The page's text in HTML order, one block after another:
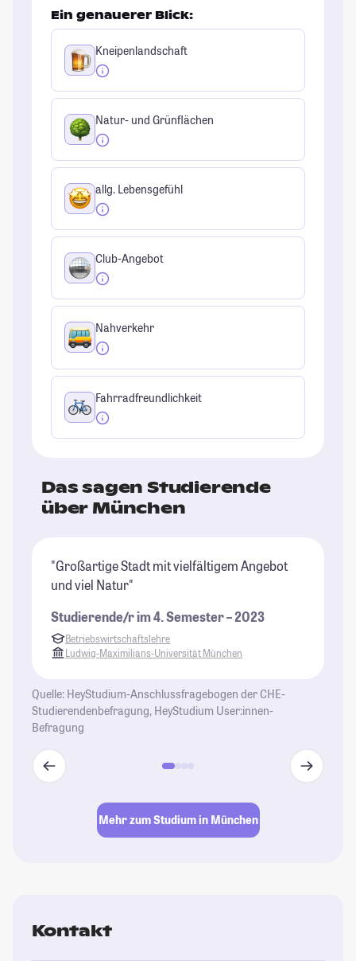
Ein genauerer Blick:
Kneipenlandschaft
Natur- und Grünflächen
allg. Lebensgefühl
Club-Angebot
Nahverkehr
Fahrradfreundlichkeit
Das sagen Studierende
über München
"Großartige Stadt mit vielfältigem Angebot
und viel Natur"
Studierende/r im 4. Semester – 2023
Betriebswirtschaftslehre
Ludwig-Maximilians-Universität München
Quelle: HeyStudium-Anschlussfragebogen der CHE-
Studierendenbefragung, HeyStudium User:innen-
Befragung
Mehr zum Studium in München
Kontakt